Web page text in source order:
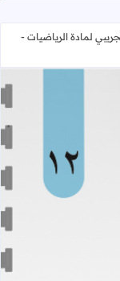
لمادة الرياضيات -